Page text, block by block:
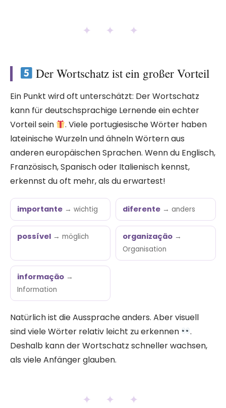
✦ ✦ ✦
Der Wortschatz ist ein großer Vorteil
Ein Punkt wird oft unterschätzt: Der Wortschatz
kann für deutschsprachige Lernende ein echter
Vorteil sein
. Viele portugiesische Wörter haben
lateinische Wurzeln und ähneln Wörtern aus
anderen europäischen Sprachen. Wenn du Englisch,
Französisch, Spanisch oder Italienisch kennst,
erkennst du oft mehr, als du erwartest!
importante → wichtig diferente → anders
possível → möglich organização →
Organisation
informação →
Information
Natürlich ist die Aussprache anders. Aber visuell
sind viele Wörter relativ leicht zu erkennen
.
Deshalb kann der Wortschatz schneller wachsen,
als viele Anfänger glauben.
✦ ✦ ✦